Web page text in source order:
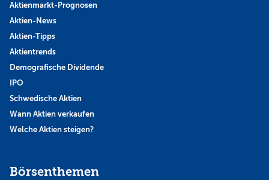
Aktienmarkt-Prognosen
Aktien-News
Aktien-Tipps
Aktientrends
Demografische Dividende
IPO
Schwedische Aktien
Wann Aktien verkaufen
Welche Aktien steigen?
Börsenthemen